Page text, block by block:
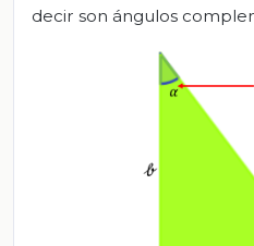
decir son ángulos